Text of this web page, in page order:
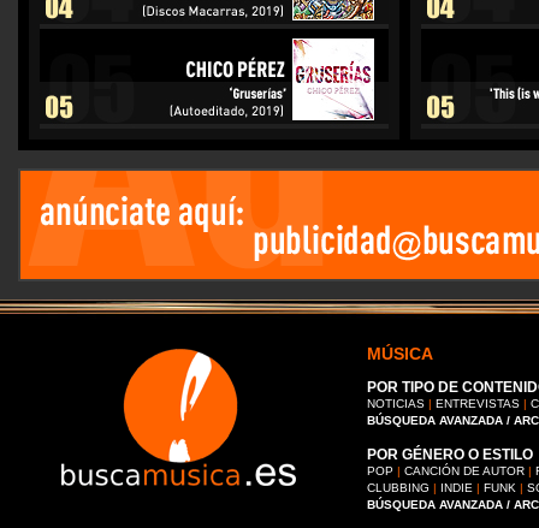
MÚSICA
POR TIPO DE
NOTICIAS | ENTREVISTAS |
BÚSQUEDA AVANZADA /
POR GÉNERO O ESTILO
POP | CANCIÓN DE AUTOR |
CLUBBING | INDIE | FUNK |
BÚSQUEDA AVANZADA /